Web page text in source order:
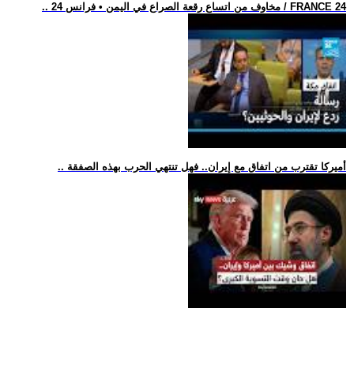
.. مخاوف من اتساع رقعة الصراع في اليمن • فرانس 24 / FRANCE 24
.. أميركا تقترب من اتفاق مع إيران.. فهل تنتهي الحرب بهذه الصفقة